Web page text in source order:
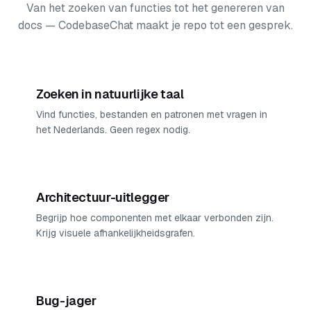
Van het zoeken van functies tot het genereren van
docs — CodebaseChat maakt je repo tot een gesprek.
Zoeken in natuurlijke taal
Vind functies, bestanden en patronen met vragen in
het Nederlands. Geen regex nodig.
Architectuur-uitlegger
Begrijp hoe componenten met elkaar verbonden zijn.
Krijg visuele afhankelijkheidsgrafen.
Bug-jager